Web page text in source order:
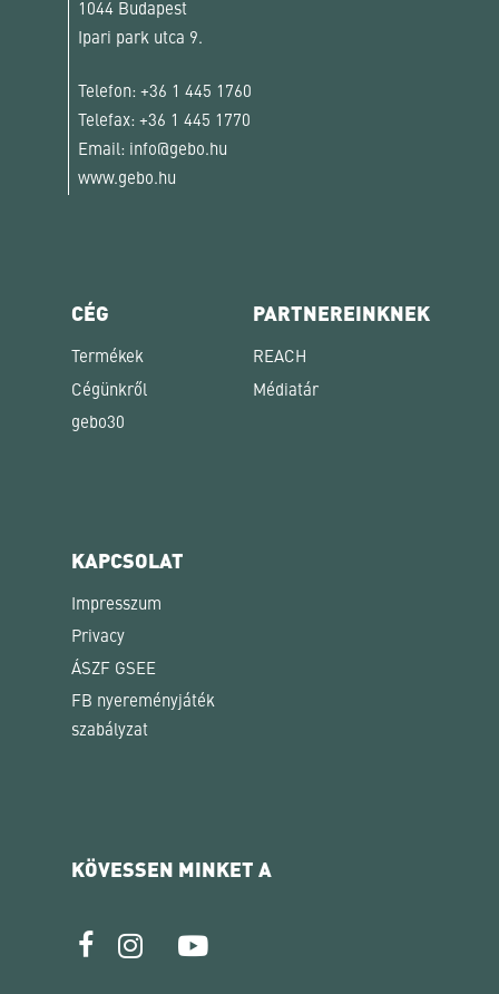
1044 Budapest
Ipari park utca 9.
Telefon: +36 1 445 1760
Telefax: +36 1 445 1770
Email: info@gebo.hu
www.gebo.hu
CÉG
Termékek
Cégünkről
gebo30
PARTNEREINKNEK
REACH
Médiatár
KAPCSOLAT
Impresszum
Privacy
ÁSZF GSEE
FB nyereményjáték
szabályzat
KÖVESSEN MINKET A